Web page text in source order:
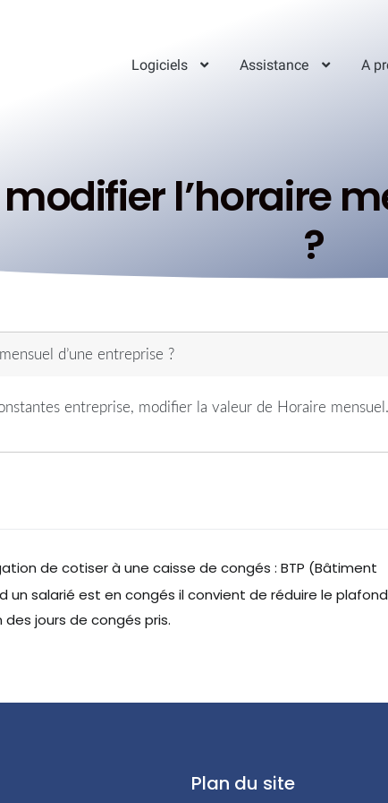
Logiciels Assistance A
l’horaire
?
d’une entreprise ?
entreprise, modifier la valeur de Horaire mensuel.
de cotiser à une caisse de congés : BTP (Bâtiment
un salarié est en congés il convient de réduire le plafond
jours de congés pris.
Plan du site